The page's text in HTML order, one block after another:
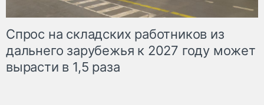
Спрос на складских работников из
дальнего зарубежья к 2027 году может
вырасти в 1,5 раза